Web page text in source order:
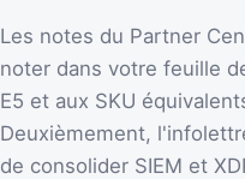
Les notes du Partner
noter dans votre feuille
E5 et aux SKU
Deuxièmement,
de consolider SIEM et